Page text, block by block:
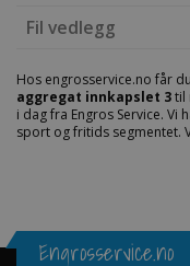
Fil vedlegg
Hos engrosservice.no får
aggregat innkapslet 3til
i dag fra Engros Service. Vi
sport og fritids segmentet.
Engrosservice.no